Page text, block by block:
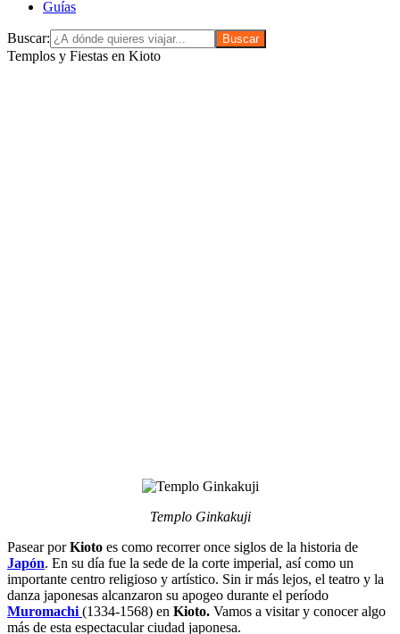
Guías
Buscar:
Templos y Fiestas en Kioto
Templo Ginkakuji
Pasear porKioto es como recorrer once siglos de la historia de
Japón. En su día fue la sede de la corte imperial, así como un
importante centro religioso y artístico. Sin ir más lejos, el teatro y la
danza japonesas alcanzaron su apogeo durante el período
Muromachi (1334-1568) en Kioto. Vamos a visitar y conocer algo
más de esta espectacular ciudad japonesa.